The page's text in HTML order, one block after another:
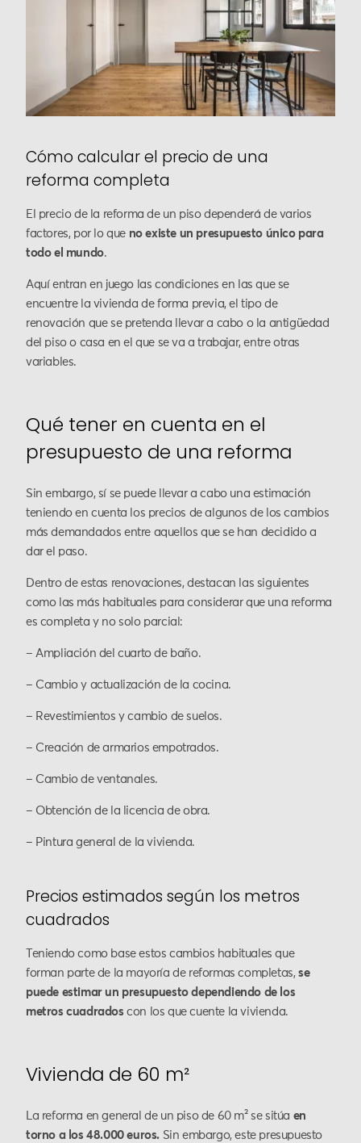
Cómo calcular el precio de una
reforma completa
El precio de la reforma de un piso dependerá de varios
factores, por lo que no existe un presupuesto único para
todo el mundo.
Aquí entran en juego las condiciones en las que se
encuentre la vivienda de forma previa, el tipo de
renovación que se pretenda llevar a cabo o la antigüedad
del piso o casa en el que se va a trabajar, entre otras
variables.
Qué tener en cuenta en el
presupuesto de una reforma
Sin embargo, sí se puede llevar a cabo una estimación
teniendo en cuenta los precios de algunos de los cambios
más demandados entre aquellos que se han decidido a
dar el paso.
Dentro de estas renovaciones, destacan las siguientes
como las más habituales para considerar que una reforma
es completa y no solo parcial:
– Ampliación del cuarto de baño.
– Cambio y actualización de la cocina.
– Revestimientos y cambio de suelos.
– Creación de armarios empotrados.
– Cambio de ventanales.
– Obtención de la licencia de obra.
– Pintura general de la vivienda.
Precios estimados según los metros
cuadrados
Teniendo como base estos cambios habituales que
forman parte de la mayoría de reformas completas,se
puede estimar un presupuesto dependiendo de los
metros cuadrados con los que cuente la vivienda.
Vivienda de 60 m²
La reforma en general de un piso de 60 m² se sitúa en
torno a los 48.000 euros. Sin embargo, este presupuesto